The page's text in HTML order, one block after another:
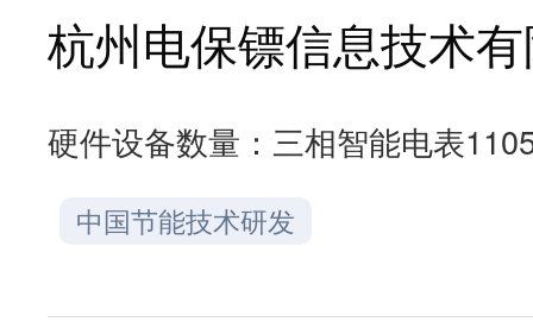
杭州电保镖信息技术
硬件设备数量： 三相智能电表
中国节能技术研发